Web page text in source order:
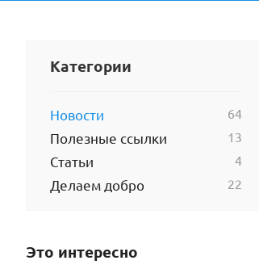
Категории
Новости 64
Полезные ссылки 13
Статьи 4
Делаем добро 22
Это интересно